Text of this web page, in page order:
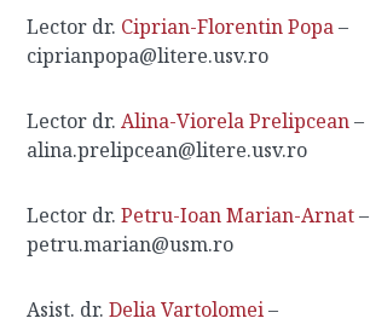
Lector dr. Ciprian-Florentin Popa –
ciprianpopa@litere.usv.ro
Lector dr.Alina-Viorela Prelipcean–
alina.prelipcean@litere.usv.ro
Lector dr. Petru-Ioan Marian-Arnat –
petru.marian@usm.ro
Asist. dr.Delia Vartolomei–